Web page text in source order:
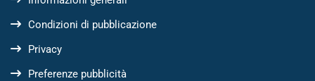
Condizioni di pubblicazione
Privacy
Preferenze pubblicità